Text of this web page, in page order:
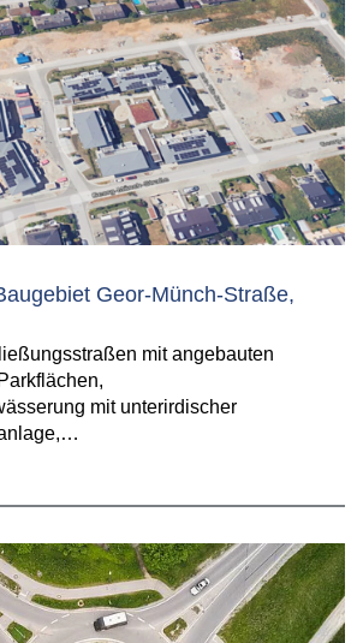
Geor-Münch-Straße,
mit angebauten
mit unterirdischer